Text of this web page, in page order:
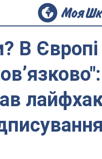
В Європі
лайфхак